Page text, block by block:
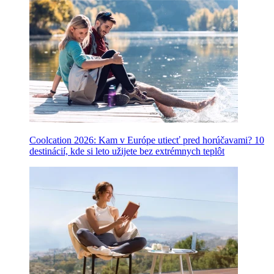
Coolcation 2026: Kam v Európe utiecť pred horúčavami? 10
destinácií, kde si leto užijete bez extrémnych teplôt